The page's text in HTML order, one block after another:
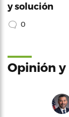
y solución
0
Opinión